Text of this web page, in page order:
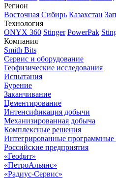
Регион
Восточная Сибирь Казахстан
Технология
ONYX 360 Stinger PowerPak
Компания
Smith Bits
Сервис и оборудование
Геофизические исследования
Испытания
Бурение
Заканчивание
Цементирование
Интенсификация добычи
Механизированная добыча
Комплексные решения
Интегрированные программные
Российские предприятия
«Геофит»
«ПетроАльянс»
«Радиус-Сервис»